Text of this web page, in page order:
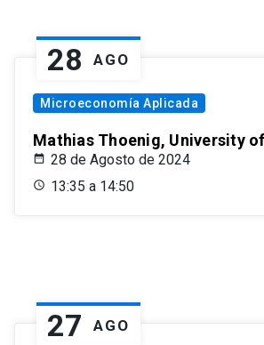
28 AGO
Microeconomía Aplicada
Mathias Thoenig, University
28 de Agosto de 2024
13:35 a 14:50
27 AGO